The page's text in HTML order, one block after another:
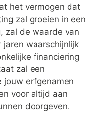
het vermogen dat
zal groeien in een
zal de waarde van
jaren waarschijnlijk
financiering
zal een
jouw erfgenamen
voor altijd aan
doorgeven.